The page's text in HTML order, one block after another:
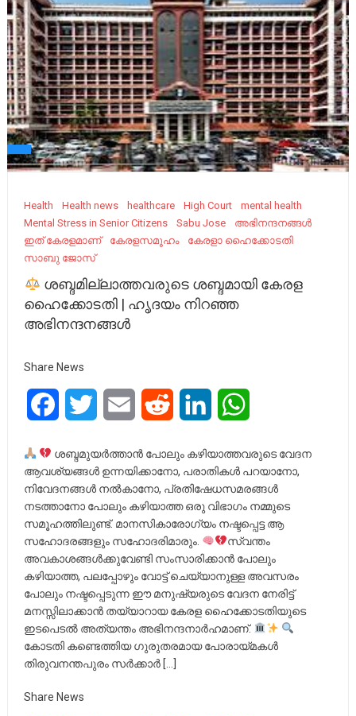
Health Health news healthcare High Court
mental health
Mental Stress in Senior Citizens
Sabu Jose
അഭിനന്ദനങ്ങൾ
ഇത് കേരളമാണ്
കേരളസമൂഹം
കേരളാ ഹൈക്കോടതി
സാബു ജോസ്
ശബ്ദമില്ലാത്തവരുടെ ശബ്ദമായി കേരള
ഹൈക്കോടതി | ഹൃദയം നിറഞ്ഞ
അഭിനന്ദനങ്ങൾ
Share News
FacebookTwitter Email Reddit LinkedIn
ശബ്ദമുയർത്താൻ പോലും കഴിയാത്തവരുടെ വേദന
ആവശ്യങ്ങൾ ഉന്നയിക്കാനോ, പരാതികൾ പറയാനോ,
നിവേദനങ്ങൾ നൽകാനോ, പ്രതിഷേധസമരങ്ങൾ
നടത്താനോ പോലും കഴിയാത്ത ഒരു വിഭാഗം നമ്മുടെ
സമൂഹത്തിലുണ്ട്. മാനസികാരോഗ്യം നഷ്ടപ്പെട്ട ആ
സഹോദരങ്ങളും സഹോദരിമാരും.
സ്വന്തം
അവകാശങ്ങൾക്കുവേണ്ടി സംസാരിക്കാൻ പോലും
കഴിയാത്ത, പലപ്പോഴും വോട്ട് ചെയ്യാനുള്ള അവസരം
പോലും നഷ്ടപ്പെടുന്ന ഈ മനുഷ്യരുടെ വേദന നേരിട്ട്
മനസ്സിലാക്കാൻ തയ്യാറായ കേരള ഹൈക്കോടതിയുടെ
ഇടപെടൽ അത്യന്തം അഭിനന്ദനാർഹമാണ്.
കോടതി കണ്ടെത്തിയ ഗുരുതരമായ പോരായ്മകൾ
തിരുവനന്തപുരം സർക്കാർ […]
Share News